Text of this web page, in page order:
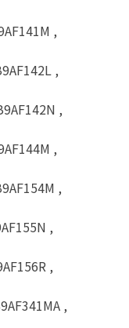
,
,
,
,
,
,
,
,